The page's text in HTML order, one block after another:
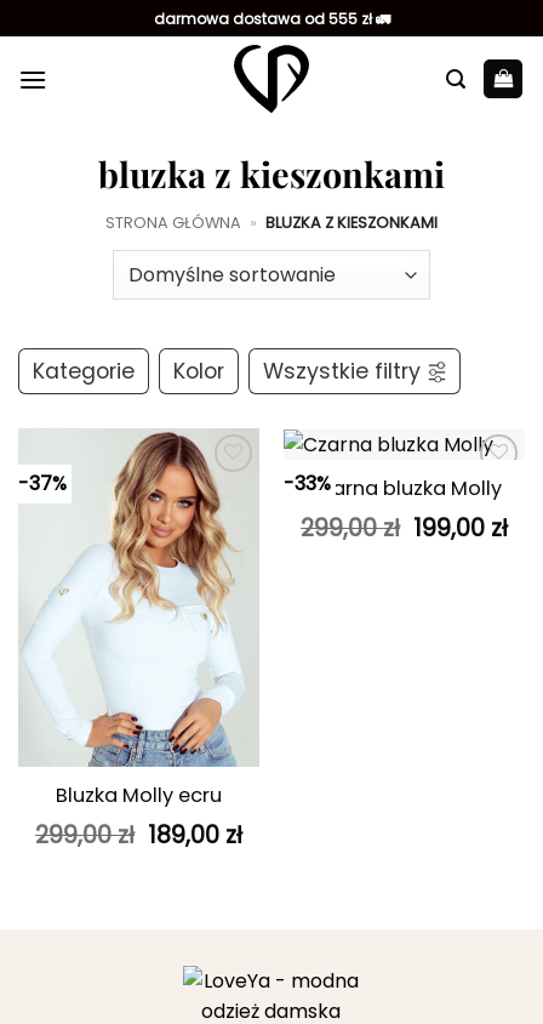
do
zawartości
darmowa dostawa od 555 zł 🚛
bluzka z kieszonkami
STRONA GŁÓWNA » BLUZKA Z KIESZONKAMI
Kategorie Kolor Wszystkie filtry
-37%
Dodaj do
ulubionych
Bluzka Molly ecru
299,00zł Pierwotna
cena
189,00 złAktualna
-33%
Dodaj do
ulubionych
Czarna bluzka Molly
299,00zł Pierwotna
cena
199,00 zł